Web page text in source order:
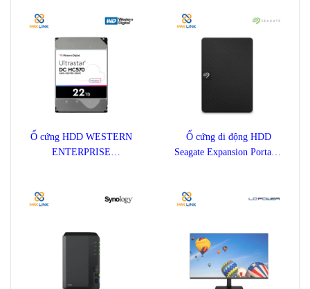
Ổ cứng HDD WESTERN
ENTERPRISE
Ổ cứng di động HDD
Seagate Expansion Portable